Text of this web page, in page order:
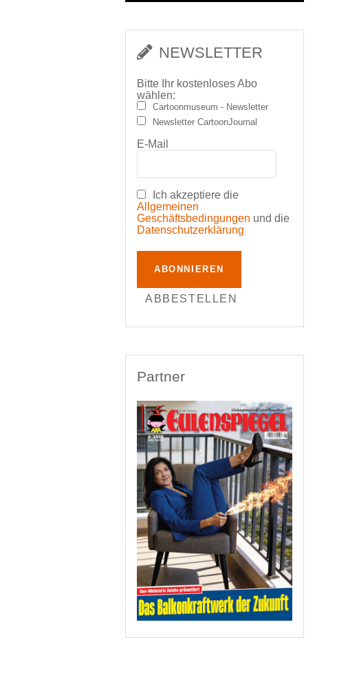
NEWSLETTER
Bitte Ihr kostenloses Abo
wählen:
Cartoonmuseum - Newsletter
Newsletter CartoonJournal
E-Mail
Ich akzeptiere die
Allgemeinen
Geschäftsbedingungen und die
Datenschutzerklärung
ABONNIEREN
ABBESTELLEN
Partner